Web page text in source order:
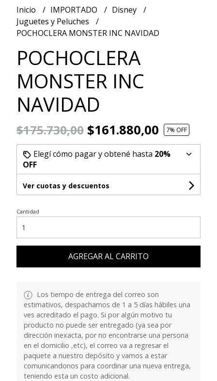
Inicio IMPORTADO
Disney
Juguetes y Peluches
POCHOCLERA MONSTER INC NAVIDAD
POCHOCLERA
MONSTER INC
NAVIDAD
$175.730,00$161.880,00 7% OFF
Elegí cómo pagar y obtené hasta 20%
OFF
Ver cuotas y descuentos
Cantidad
AGREGAR AL CARRITO
Los tiempo de entrega del correo son
estimativos, despachamos de 1 a 5 días hábiles una
ves acreditado el pago. Si por algún motivo tu
producto no puede ser entregado (ya sea por
dirección inexacta, por no encontrarse una persona
en el domicilio ,etc), el correo va a regresar el
paquete a nuestro depósito y vamos a estar
comunicandonos para coordinar una nueva entrega,
teniendo esta un costo adicional.